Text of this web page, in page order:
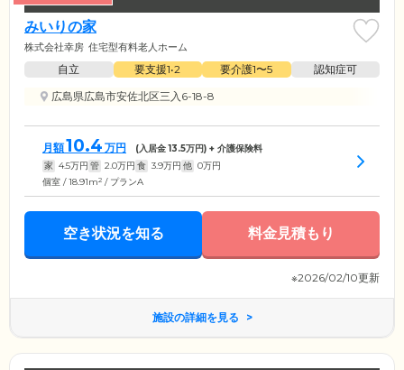
みいりの家
株式会社幸房 住宅型有料老人ホーム
自立 要支援1•2 要介護1〜5
認知症可
広島県広島市安佐北区三入6-18-8
月額10.4 万円 (入居金13.5万円) + 介護保険料
家 4.5万円 管 2.0万円 食 3.9万円 他 0万円
個室 / 18.91m2 / プランA
空き状況を知る 料金見積もり
※2026/02/10更新
施設の詳細を見る